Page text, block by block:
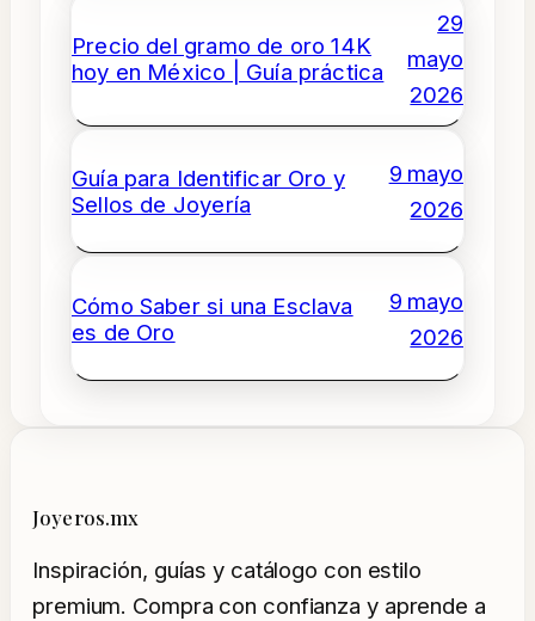
Precio del gramo de oro 14K
hoy en México | Guía práctica
29
mayo
2026
Guía para Identificar Oro y
Sellos de Joyería
9 mayo
2026
Cómo Saber si una Esclava
es de Oro
9 mayo
2026
Joyeros.mx
Inspiración, guías y catálogo con estilo
premium. Compra con confianza y aprende a